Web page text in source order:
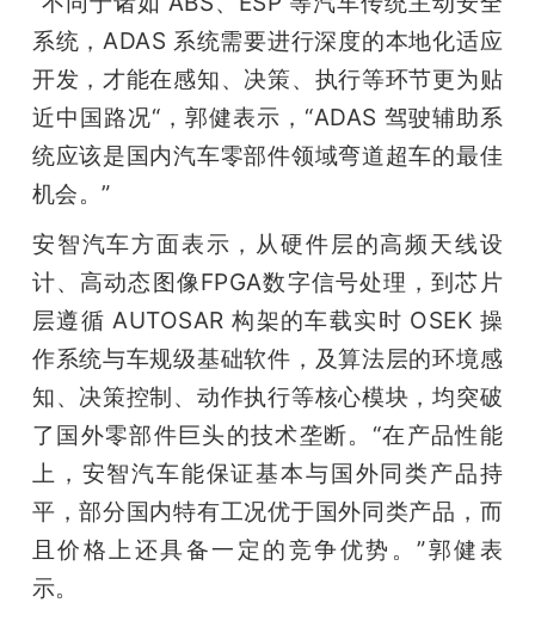
系统，ADAS 系统需要进行深度的本地化适应
开发，才能在感知、决策、执行等环节更为贴
近中国路况“，郭健表示，“ADAS 驾驶辅助系
统应该是国内汽车零部件领域弯道超车的最佳
机会。”
安智汽车方面表示，从硬件层的高频天线设
计、高动态图像FPGA数字信号处理，到芯片
层遵循 AUTOSAR 构架的车载实时 OSEK 操
作系统与车规级基础软件，及算法层的环境感
知、决策控制、动作执行等核心模块，均突破
了国外零部件巨头的技术垄断。“在产品性能
上，安智汽车能保证基本与国外同类产品持
平，部分国内特有工况优于国外同类产品，而
且价格上还具备一定的竞争优势。”郭健表
示。